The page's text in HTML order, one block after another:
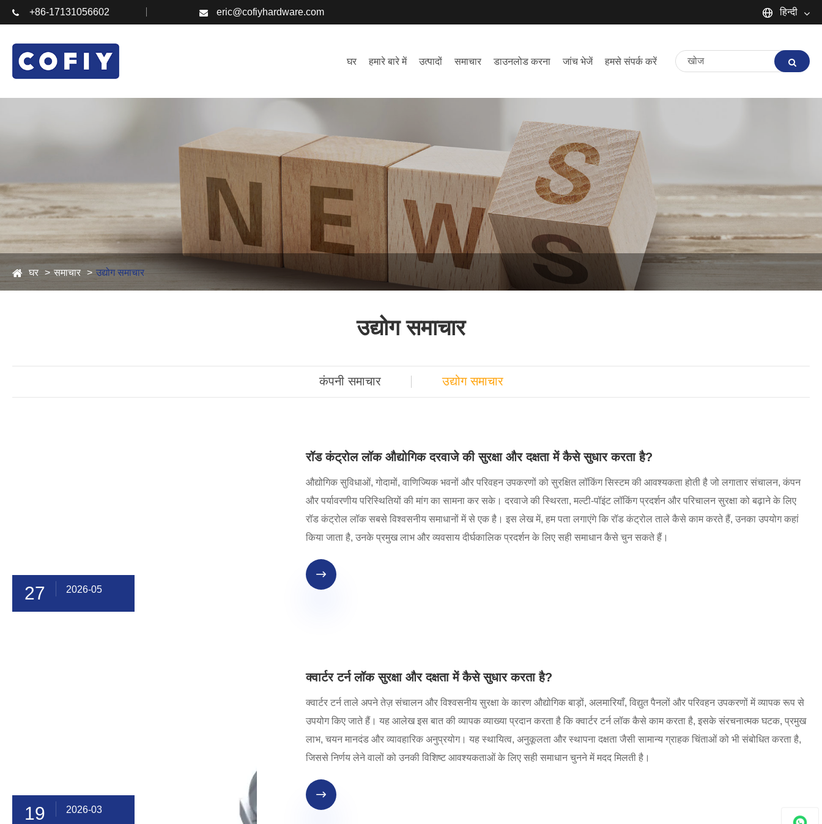
+86-17131056602 eric@cofiyhardware.com हिन्दी
Deutsch
Italiano
Dansk
Suomi
घर हमारे बारे में उत्पादों समाचार डाउनलोड करना जांच भेजें हमसे संपर्क करें
घर समाचार उद्योग समाचार
उद्योग समाचार
कंपनी समाचार उद्योग समाचार
27 2026-05
रॉड कंट्रोल लॉक औद्योगिक दरवाजे की सुरक्षा और दक्षता में कैसे सुधार करता है?
औद्योगिक सुविधाओं, गोदामों, वाणिज्यिक भवनों और परिवहन उपकरणों को सुरक्षित लॉकिंग सिस्टम की आवश्यकता होती है जो लगातार संचालन, कंपन
और पर्यावरणीय परिस्थितियों की मांग का सामना कर सके। दरवाजे की स्थिरता, मल्टी-पॉइंट लॉकिंग प्रदर्शन और परिचालन सुरक्षा को बढ़ाने के लिए
रॉड कंट्रोल लॉक सबसे विश्वसनीय समाधानों में से एक है। इस लेख में, हम पता लगाएंगे कि रॉड कंट्रोल ताले कैसे काम करते हैं, उनका उपयोग कहां
किया जाता है, उनके प्रमुख लाभ और व्यवसाय दीर्घकालिक प्रदर्शन के लिए सही समाधान कैसे चुन सकते हैं।

19 2026-03
क्वार्टर टर्न लॉक सुरक्षा और दक्षता में कैसे सुधार करता है?
क्वार्टर टर्न ताले अपने तेज़ संचालन और विश्वसनीय सुरक्षा के कारण औद्योगिक बाड़ों, अलमारियाँ, विद्युत पैनलों और परिवहन उपकरणों में व्यापक रूप से
उपयोग किए जाते हैं। यह आलेख इस बात की व्यापक व्याख्या प्रदान करता है कि क्वार्टर टर्न लॉक कैसे काम करता है, इसके संरचनात्मक घटक, प्रमुख
लाभ, चयन मानदंड और व्यावहारिक अनुप्रयोग। यह स्थायित्व, अनुकूलता और स्थापना दक्षता जैसी सामान्य ग्राहक चिंताओं को भी संबोधित करता है,
जिससे निर्णय लेने वालों को उनकी विशिष्ट आवश्यकताओं के लिए सही समाधान चुनने में मदद मिलती है।
